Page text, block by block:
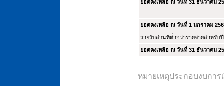
ยอดคงเหลือ ณ วันที่ 31 ธันวาคม
ยอดคงเหลือ ณ วันที่ 1 มกราคม
รายรับส่วนที่ต่ำกว่ารายจ่ายสำหรับปี
ยอดคงเหลือ ณ วันที่ 31 ธันวาคม
หมายเหตุประกอบงบกา